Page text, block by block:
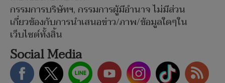
กรรมการบริษัทฯ, กรรมการผู้มีอำนาจ ไม่มีส่วน
เกี่ยวข้องกับการนำเสนอข่าว/ภาพ/ข้อมูลใดๆใน
เว็บไซต์ทั้งสิ้น
Social Media